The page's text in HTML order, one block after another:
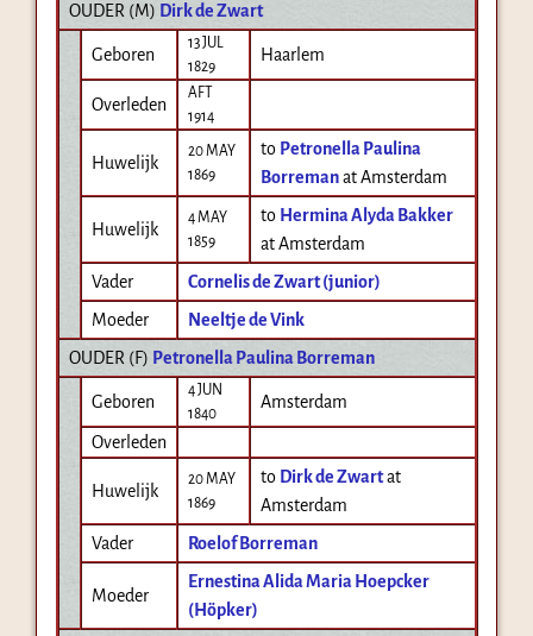
OUDER (M) Dirk de Zwart
Geboren
13 JUL
1829
Haarlem
Overleden
AFT
1914
Huwelijk
20 MAY
1869
to Petronella Paulina
Borreman at Amsterdam
Huwelijk
4 MAY
1859
to Hermina Alyda Bakker
at Amsterdam
Vader
Cornelis de Zwart (junior)
Moeder
Neeltje de Vink
OUDER (F) Petronella Paulina Borreman
Geboren
4 JUN
1840
Amsterdam
Overleden
Huwelijk
20 MAY
1869
to Dirk de Zwart at
Amsterdam
Vader
Roelof Borreman
Moeder
Ernestina Alida Maria Hoepcker
(Höpker)